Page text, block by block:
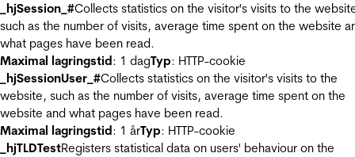
_hjSession_#Collects statistics on the visitor's visits to the
such as the number of visits, average time spent on the website
what pages have been read.
Maximal lagringstid: 1 dagTyp: HTTP-cookie
_hjSessionUser_#Collects statistics on the visitor's visits to the
website, such as the number of visits, average time spent on the
website and what pages have been read.
Maximal lagringstid: 1 årTyp: HTTP-cookie
_hjTLDTestRegisters statistical data on users' behaviour on the